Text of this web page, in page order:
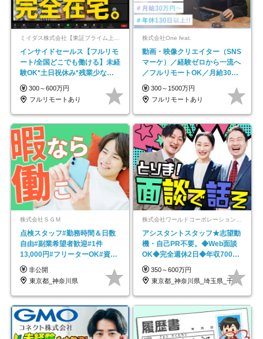
ミイダス株式会社【東証プライム上場パーソルグループ】
インサイドセールス【フルリモ
ート/全国どこでも働ける】未経
験OK*土日祝休み*残業少なめ*
在宅勤務手当あり
300～600万円
フルリモートあり
株式会社One feat.
動画・映像クリエイター（SNS
マーケ）／経験ゼロから一流へ
／フルリモートOK／月給30万
円～／年休130日以上
300～1500万円
フルリモートあり
株式会社ＳＧＭ
点検スタッフ#勤務時間＆日数
自由#副業希望者歓迎#1件
13,000円#フリーターOK#資格
スキル不要
非公開
東京都_神奈川県
アシスタントスタッフ★志望動
機・自己PR不要。◆Web面談
OK◆完全週休2日◆年収700万
円可/p13
350～600万円
東京都_神奈川県_埼玉県_千葉県_大阪府…